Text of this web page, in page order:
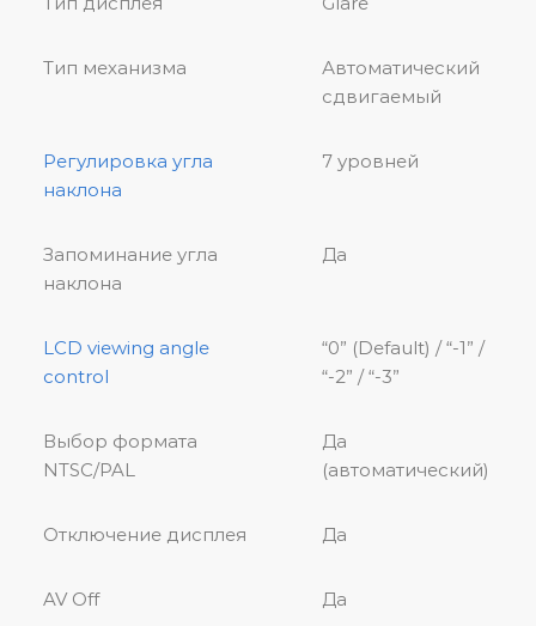
Тип механизма
Автоматический
сдвигаемый
Регулировка угла
наклона
7 уровней
Запоминание угла
наклона
Да
LCD viewing angle
control
“0” (Default) / “-1” /
“-2” / “-3”
Выбор формата
NTSC/PAL
Да
(автоматический)
Отключение дисплея Да
AV Off Да